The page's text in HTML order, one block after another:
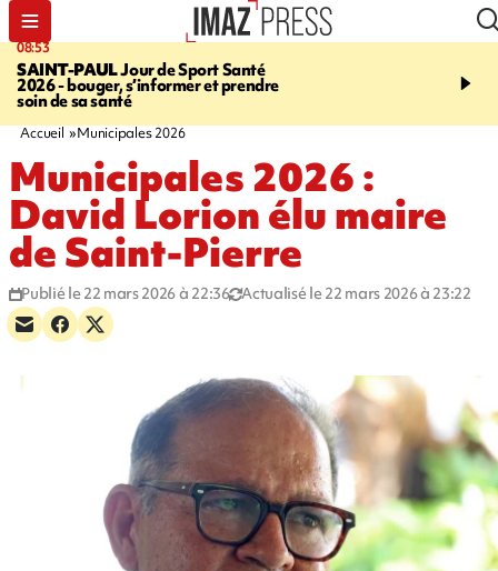
08:53
SAINT-PAULJour de Sport Santé
2026 - bouger, s’informer et prendre
soin de sa santé
11:20
de nouilles pimentées
Accueil Municipales 2026
Municipales 2026 :
David Lorion élu maire
de Saint-Pierre
Publié le 22 mars 2026 à 22:36 Actualisé le 22 mars 2026 à 23:22